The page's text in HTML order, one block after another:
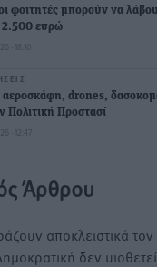
φοιτητές μπορούν να
2.500 ευρώ
· 18:10
drones,
Πολιτική Προστασί
· 12:47
Άρθρου
αποκλειστικά
δεν υιοθετεί